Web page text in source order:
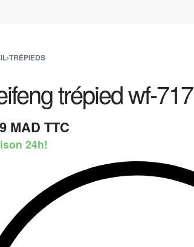
›TRÉPIEDS
trépied wf-717
MAD TTC
24h!